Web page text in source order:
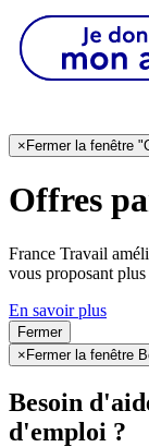
× Fermer la fenêtre
Offres
France Travail
vous proposant
En savoir plus
Fermer
×Fermer la fenêtre
Besoin
d'emploi ?